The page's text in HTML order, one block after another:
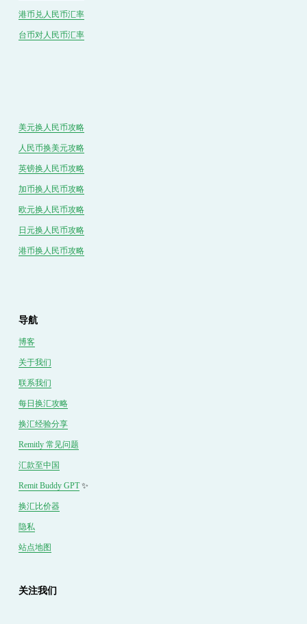
港币兑人民币汇率
台币对人民币汇率
导航
博客
关于我们
联系我们
每日换汇攻略
换汇经验分享
Remitly 常见问题
汇款至中国
Remit Buddy GPT ✨
换汇比价器
隐私
站点地图
美元换人民币攻略
人民币换美元攻略
英镑换人民币攻略
加币换人民币攻略
欧元换人民币攻略
日元换人民币攻略
港币换人民币攻略
关注我们